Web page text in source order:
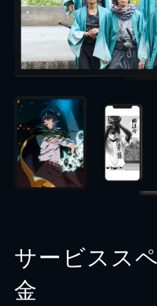
サービスス
金